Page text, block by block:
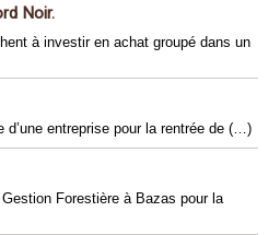
Noir.
à investir en achat groupé dans un
d’une entreprise pour la rentrée de (…)
Forestière à Bazas pour la